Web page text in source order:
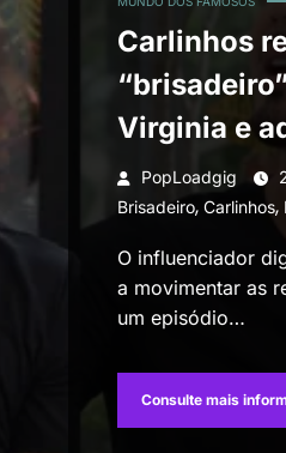
Carlinhos
Virginia e
que estava
PopLoadgig
Brisadeiro, Carlinhos,
O influenciador
a movimentar as
um episódio…
Consulte mais